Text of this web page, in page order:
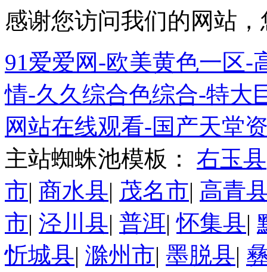
感谢您访问我们的网站
91爱爱网-欧美黄色一区-
情-久久综合色综合-特大
网站在线观看-国产天堂
主站蜘蛛池模板： 右玉县
市| 商水县| 茂名市| 高青
市| 泾川县| 普洱|怀集县|
忻城县| 滁州市| 墨脱县|